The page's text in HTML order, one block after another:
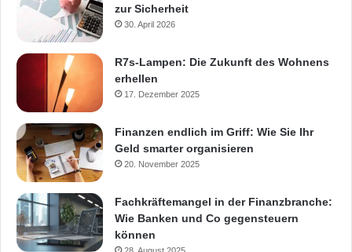
zur Sicherheit
30. April 2026
R7s-Lampen: Die Zukunft des Wohnens
erhellen
17. Dezember 2025
Finanzen endlich im Griff: Wie Sie Ihr
Geld smarter organisieren
20. November 2025
Fachkräftemangel in der Finanzbranche:
Wie Banken und Co gegensteuern
können